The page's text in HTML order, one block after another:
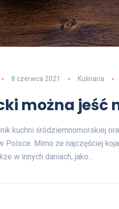
8 czerwca 2021 Kulinaria
można jeść
kuchni śródziemnomorskiej
Polsce. Mimo że najczęściej
w innych daniach, jako…